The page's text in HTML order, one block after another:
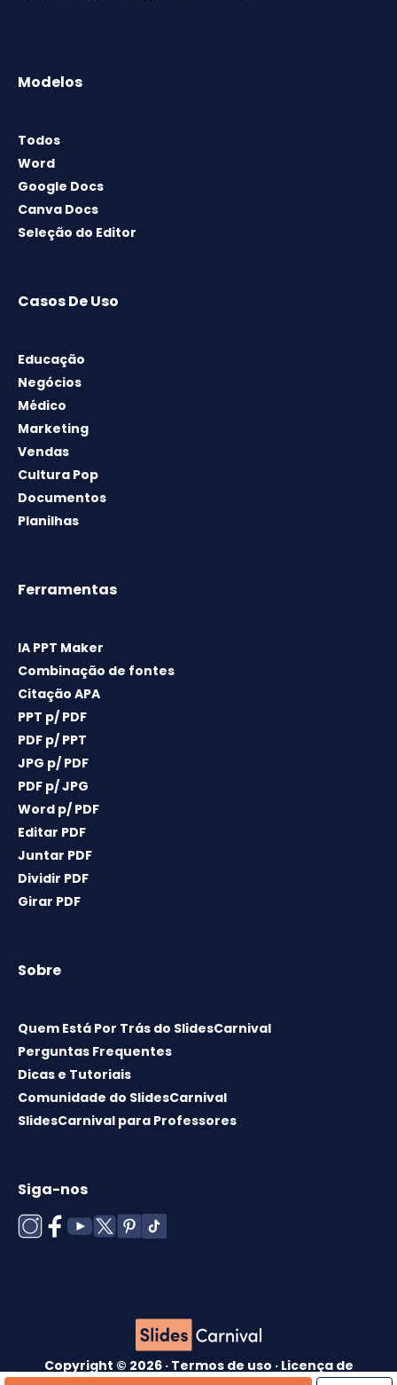
Modelos
Todos
Word
Google Docs
Canva Docs
Seleção do Editor
Casos De Uso
Educação
Negócios
Médico
Marketing
Vendas
Cultura Pop
Documentos
Planilhas
Ferramentas
IA PPT Maker
Combinação de fontes
Citação APA
PPT p/ PDF
PDF p/ PPT
JPG p/ PDF
PDF p/ JPG
Word p/ PDF
Editar PDF
Juntar PDF
Dividir PDF
Girar PDF
Sobre
Quem Está Por Trás do SlidesCarnival
Perguntas Frequentes
Dicas e Tutoriais
Comunidade do SlidesCarnival
SlidesCarnival para Professores
Siga-nos
Copyright © 2026 · Termos de uso · Licença de